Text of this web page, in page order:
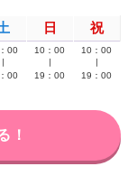
日 祝
00
00
10：00
19：00
10：00
19：00
！